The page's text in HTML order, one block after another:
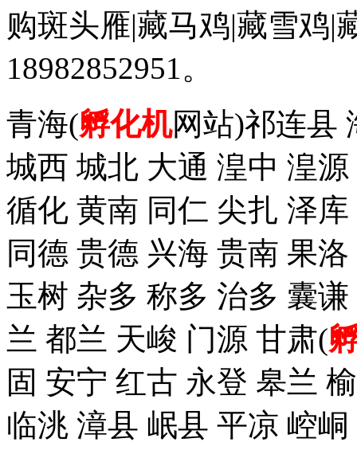
购斑头雁|藏马鸡|藏雪鸡|
18982852951。
青海(孵化机网站)祁连县
城西 城北 大通 湟中 湟
循化 黄南 同仁 尖扎 泽
同德 贵德 兴海 贵南 果
玉树 杂多 称多 治多 囊
兰 都兰 天峻 门源 甘肃(
固 安宁 红古 永登 皋兰
临洮 漳县 岷县 平凉 崆